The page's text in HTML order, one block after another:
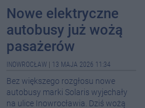
Nowe elektryczne
autobusy już wożą
pasażerów
INOWROCŁAW 13 MAJA 2026 11:34
Bez większego rozgłosu nowe
autobusy marki Solaris wyjechały
na ulice Inowrocławia. Dziś wożą